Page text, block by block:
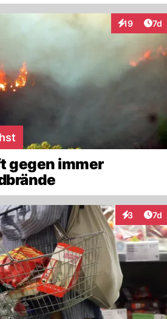
19 7d
gegen immer
3 7d